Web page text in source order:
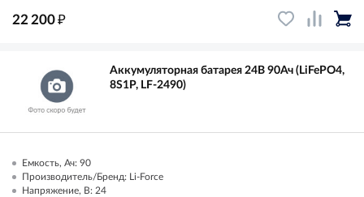
22 200₽
Аккумуляторная батарея 24В 90Ач (LiFePO4,
8S1P, LF-2490)
Емкость, Ач: 90
Производитель/Бренд: Li-Force
Напряжение, В: 24